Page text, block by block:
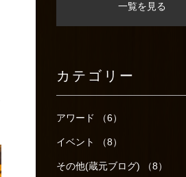
一覧を見る
カテゴリー
アワード （6）
イベント （8）
その他(蔵元ブログ) （8）